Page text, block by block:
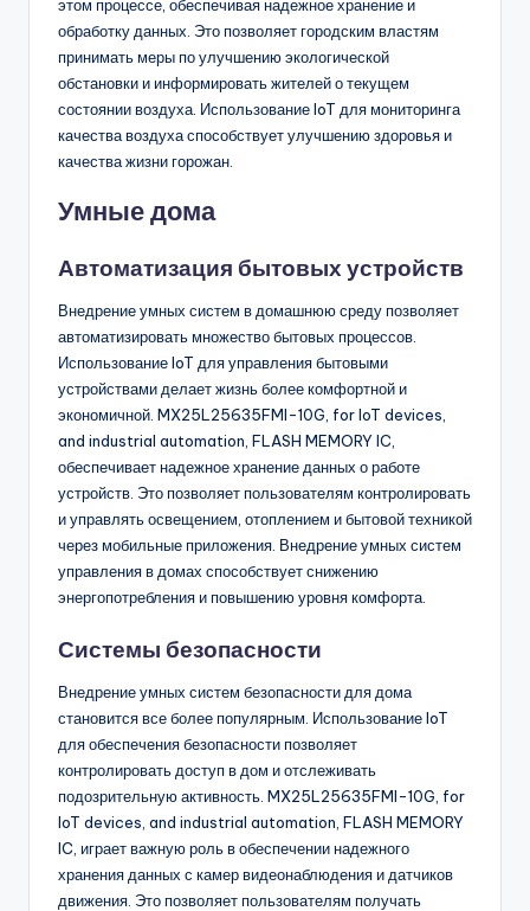
этом процессе, обеспечивая надежное хранение и
обработку данных. Это позволяет городским властям
принимать меры по улучшению экологической
обстановки и информировать жителей о текущем
состоянии воздуха. Использование IoT для мониторинга
качества воздуха способствует улучшению здоровья и
качества жизни горожан.
Умные дома
Автоматизация бытовых устройств
Внедрение умных систем в домашнюю среду позволяет
автоматизировать множество бытовых процессов.
Использование IoT для управления бытовыми
устройствами делает жизнь более комфортной и
экономичной. MX25L25635FMI-10G, for IoT devices,
and industrial automation, FLASH MEMORY IC,
обеспечивает надежное хранение данных о работе
устройств. Это позволяет пользователям контролировать
и управлять освещением, отоплением и бытовой техникой
через мобильные приложения. Внедрение умных систем
управления в домах способствует снижению
энергопотребления и повышению уровня комфорта.
Системы безопасности
Внедрение умных систем безопасности для дома
становится все более популярным. Использование IoT
для обеспечения безопасности позволяет
контролировать доступ в дом и отслеживать
подозрительную активность. MX25L25635FMI-10G, for
IoT devices, and industrial automation, FLASH MEMORY
IC, играет важную роль в обеспечении надежного
хранения данных с камер видеонаблюдения и датчиков
движения. Это позволяет пользователям получать